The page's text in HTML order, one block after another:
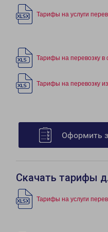
Тарифы на услуги
Тарифы на перевозку в
Тарифы на перевозку
Оформить
Скачать тарифы
Тарифы на услуги